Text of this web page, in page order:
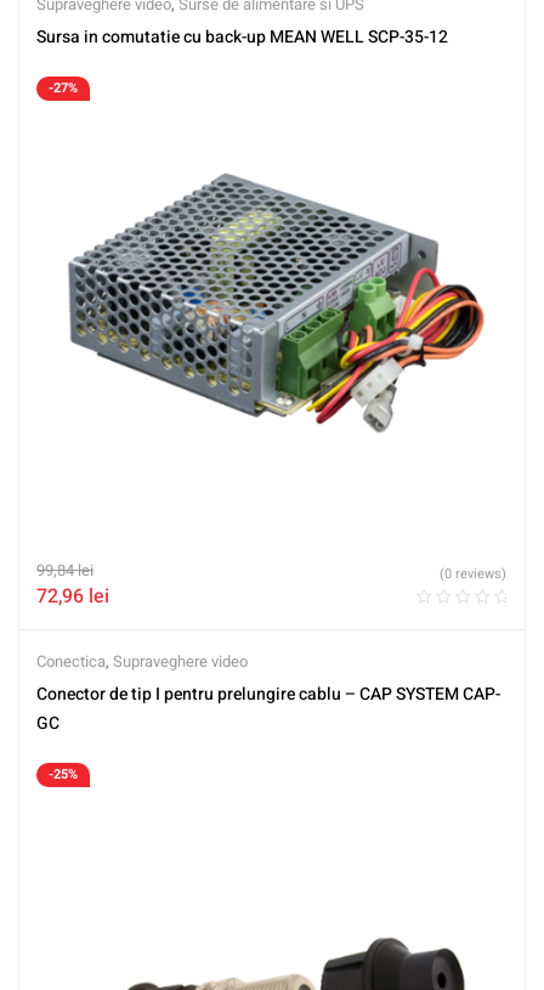
Sursa in comutatie cu back-up MEAN WELL SCP-35-12
-27%
99,84lei
72,96 lei
(0 reviews)
Conectica, Supraveghere video
Conector de tip I pentru prelungire cablu – CAP SYSTEM CAP-
GC
-25%